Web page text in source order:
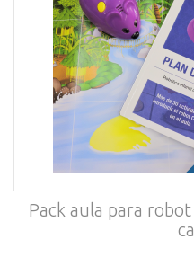
Pack aula para